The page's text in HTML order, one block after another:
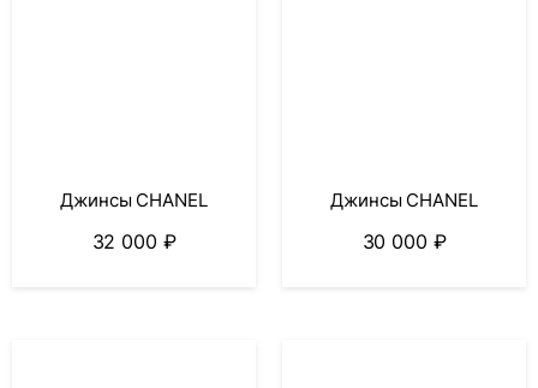
Джинсы CHANEL
32 000 ₽
Джинсы CHANEL
30 000 ₽